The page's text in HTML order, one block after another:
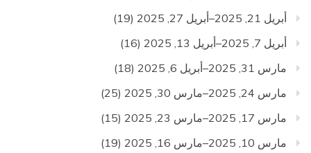
أبريل 21, 2025–أبريل 27, 2025
(19)
أبريل 7, 2025–أبريل 13, 2025
(16)
مارس 31, 2025–أبريل 6, 2025
(18)
مارس 24, 2025–مارس 30, 2025
(25)
مارس 17, 2025–مارس 23, 2025
(15)
مارس 10, 2025–مارس 16, 2025
(19)